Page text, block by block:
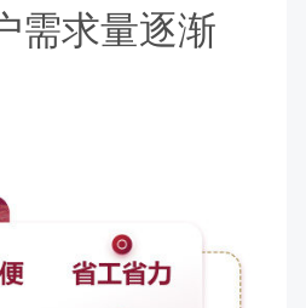
需求量逐渐